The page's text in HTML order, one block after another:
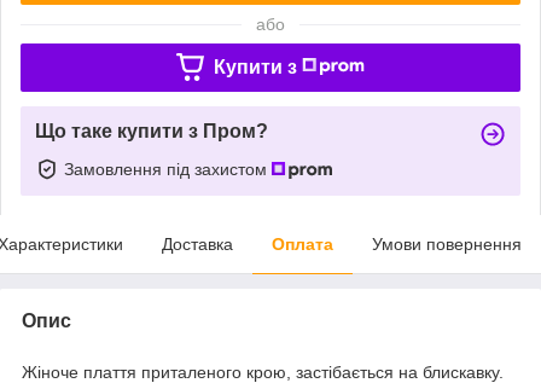
або
Купити з
Що таке купити з Пром?
Замовлення під захистом
Доставка Оплата Умови повернення
Опис
Жіноче плаття приталеного крою, застібається на блискавку.